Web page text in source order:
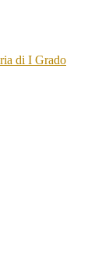
di I Grado